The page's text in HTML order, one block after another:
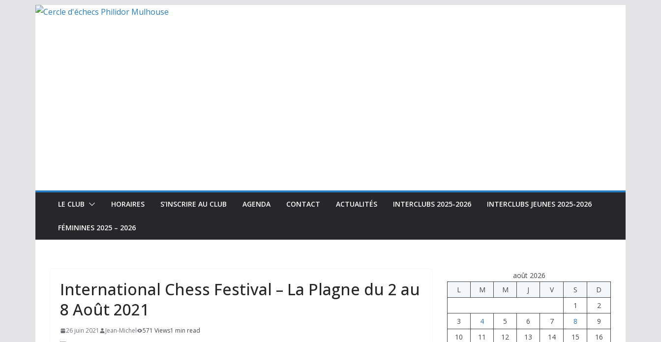
Passer
LE CLUB HORAIRES S’INSCRIRE AU CLUB AGENDA CONTACT ACTUALITÉS INTERCLUBS 2025-2026 INTERCLUBS JEUNES 2025-2026
FÉMININES 2025 – 2026
International Chess Festival – La Plagne du 2 au
8 Août 2021
26 juin 2021 Jean-Michel 571 Views1 min read
août 2026
L
M M J V S
D
1
2
3
4 5 6 7 8
9
10
11 12 13 14 15
16